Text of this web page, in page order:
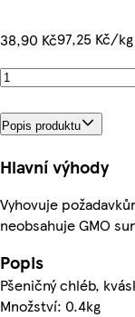
38,90 Kč97,25 Kč/kg
Popis produktu
Hlavní výhody
Vyhovuje
neobsahuje GMO
Popis
Pšeničný chléb,
Množství: 0.4kg